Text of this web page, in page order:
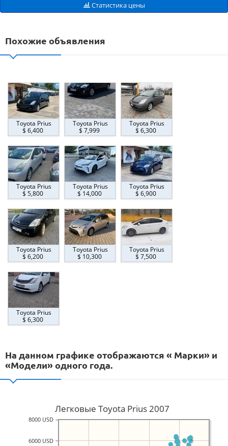
Статистика цены
Похожие объявления
Toyota Prius
$ 6,400
Toyota Prius
$ 7,999
Toyota Prius
$ 6,300
Toyota Prius
$ 5,800
Toyota Prius
$ 14,000
Toyota Prius
$ 6,900
Toyota Prius
$ 6,200
Toyota Prius
$ 10,300
Toyota Prius
$ 7,500
Toyota Prius
$ 6,300
На данном графике отображаются « Марки» и
«Модели» одного года.
Легковые Toyota Prius 2007
6000 USD
8000 USD